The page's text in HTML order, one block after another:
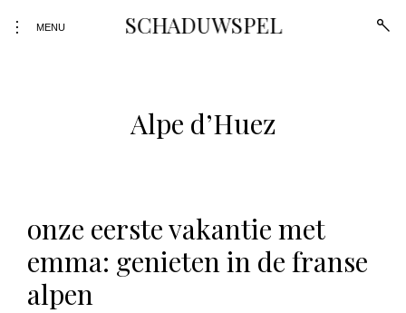
SCHADUWSPEL
toggleMENU open
Alpe d’Huez
onze eerste vakantie met
emma: genieten in de franse
alpen